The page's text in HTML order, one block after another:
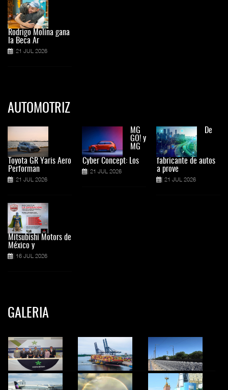
Rodrigo Molina gana
la Beca Ar
21 JUL 2026
AUTOMOTRIZ
Toyota GR Yaris Aero
Performan
21 JUL 2026
Mitsubishi Motors de
México y
16 JUL 2026
MG
GO! y
MG
Cyber Concept: Los
21 JUL 2026
De
fabricante de autos
a prove
21 JUL 2026
GALERIA